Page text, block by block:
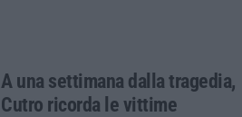
A una settimana dalla tragedia,
Cutro ricorda le vittime